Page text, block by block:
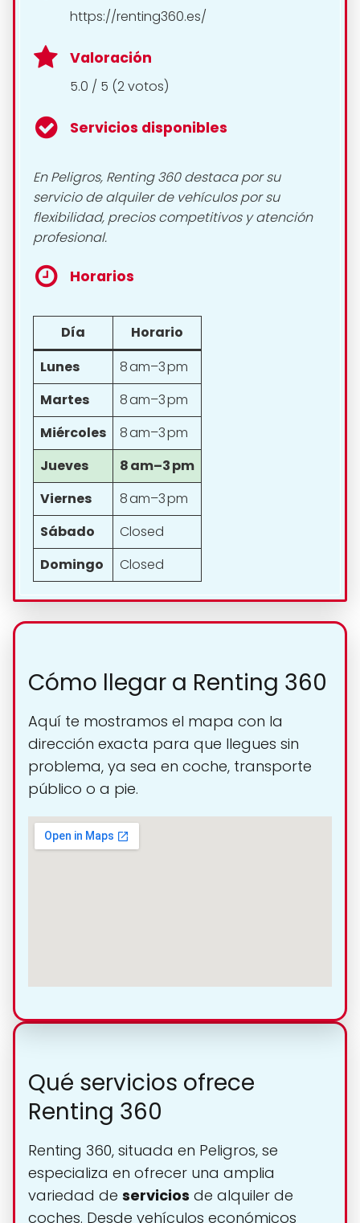
https://renting360.es/
Valoración
5.0 / 5 (2 votos)
Servicios disponibles
En Peligros, Renting 360 destaca por su
servicio de alquiler de vehículos por su
flexibilidad, precios competitivos y atención
profesional.
Horarios
Día
Horario
Lunes
8 am–3 pm
Martes
8 am–3 pm
Miércoles
8 am–3 pm
Jueves
8 am–3 pm
Viernes
8 am–3 pm
Sábado
Closed
Domingo
Closed
Cómo llegar a Renting 360
Aquí te mostramos el mapa con la
dirección exacta para que llegues sin
problema, ya sea en coche, transporte
público o a pie.
Qué servicios ofrece
Renting 360
Renting 360, situada en Peligros, se
especializa en ofrecer una amplia
variedad de servicios de alquiler de
coches. Desde vehículos económicos